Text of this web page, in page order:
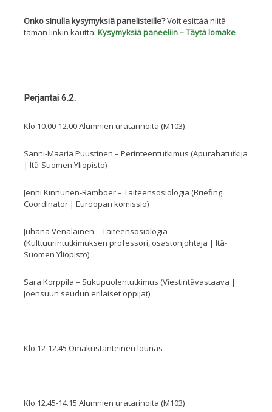
Onko sinulla kysymyksiä panelisteille?Voit esittää niitä
tämän linkin kautta: Kysymyksiä paneeliin – Täytä lomake
Perjantai 6.2.
Klo 10.00-12.00 Alumnien uratarinoita (M103)
Sanni-Maaria Puustinen – Perinteentutkimus (Apurahatutkija
| Itä-Suomen Yliopisto)
Jenni Kinnunen-Ramboer – Taiteensosiologia (Briefing
Coordinator | Euroopan komissio)
Juhana Venäläinen – Taiteensosiologia
(Kulttuurintutkimuksen professori, osastonjohtaja | Itä-
Suomen Yliopisto)
Sara Korppila – Sukupuolentutkimus (Viestintävastaava |
Joensuun seudun erilaiset oppijat)
Klo 12-12.45 Omakustanteinen lounas
Klo 12.45-14.15 Alumnien uratarinoita (M103)